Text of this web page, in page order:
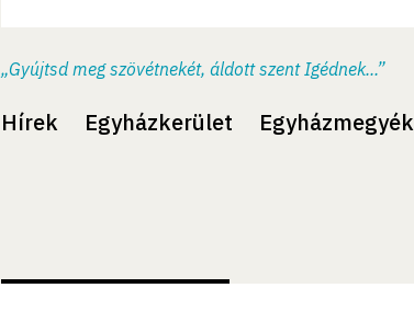
„Gyújtsd meg szövétnekét, áldott szent Igédnek...”
Hírek Egyházkerület Egyházmegyék